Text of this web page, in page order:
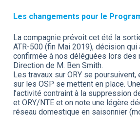
Les changements pour le
La compagnie prévoit cet été la
ATR-500 (fin Mai 2019), décision qui
confirmée à nos déléguées lors des
Direction de M. Ben Smith.
Les travaux sur ORY se
sur les OSP se mettent en place.
l’activité contraint à la suppression
et ORY/NTE et on note une légère
réseau domestique en saisonnier